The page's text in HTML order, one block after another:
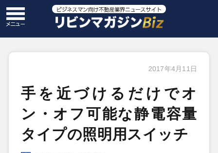
2017年4月11日
手を近づけるだけでオ
ン・オフ可能な静電容量
タイプの照明用スイッチ